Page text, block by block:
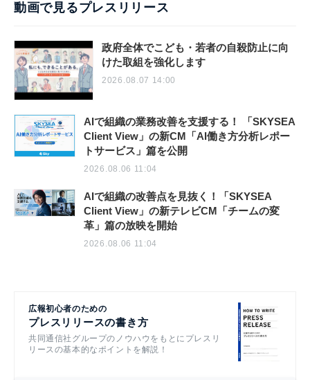
動画で見るプレスリリース
政府全体でこども・若者の自殺防止に向
けた取組を強化します
2026.08.07 14:00
AIで組織の業務改善を支援する！ 「SKYSEA
Client View」の新CM「AI働き方分析レポー
トサービス」篇を公開
2026.08.06 11:04
AIで組織の改善点を見抜く！「SKYSEA
Client View」の新テレビCM「チームの変
革」篇の放映を開始
2026.08.06 11:04
広報初心者のための
プレスリリースの書き方
共同通信社グループのノウハウをもとにプレスリ
リースの基本的なポイントを解説！